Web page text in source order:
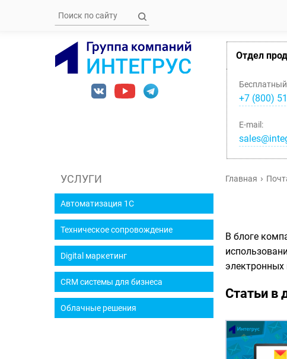
Отдел
+7 (800)
E-mail:
УСЛУГИ
Автоматизация 1С
Техническое сопровождение
Digital маркетинг
CRM системы для бизнеса
Облачные решения
Главная
В блоге
электронных
Статьи в